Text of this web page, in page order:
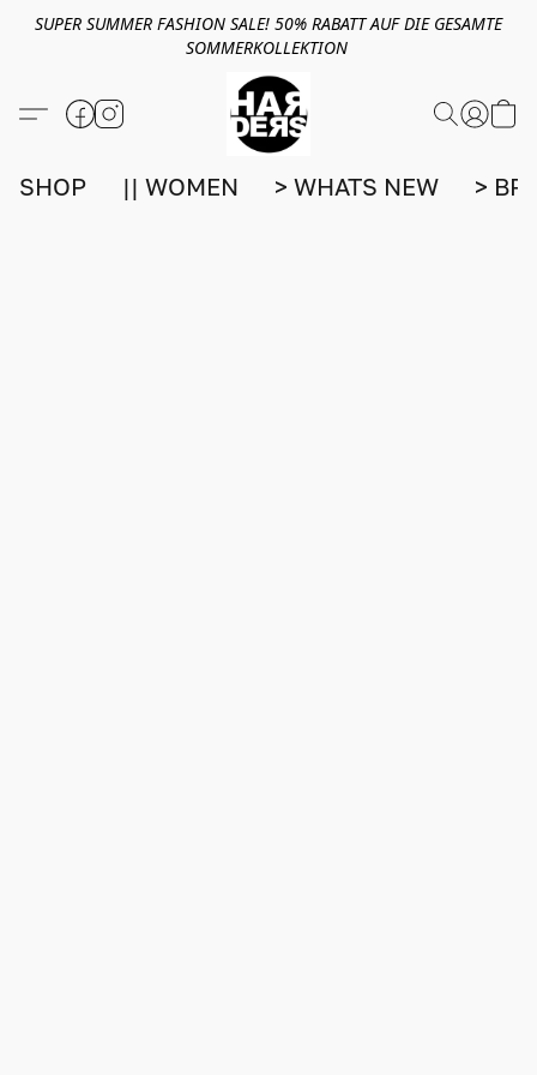
SUPER SUMMER FASHION SALE! 50% RABATT AUF DIE GESAMTE
SOMMERKOLLEKTION
SHOP || WOMEN > WHATS NEW >